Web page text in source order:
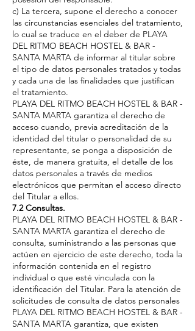
c) La tercera, supone el derecho a conocer
las circunstancias esenciales del tratamiento,
lo cual se traduce en el deber de PLAYA
DEL RITMO BEACH HOSTEL & BAR -
SANTA MARTA de informar al titular sobre
el tipo de datos personales tratados y todas
y cada una de las finalidades que justifican
el tratamiento.
PLAYA DEL RITMO BEACH HOSTEL & BAR -
SANTA MARTA garantiza el derecho de
acceso cuando, previa acreditación de la
identidad del titular o personalidad de su
representante, se ponga a disposición de
éste, de manera gratuita, el detalle de los
datos personales a través de medios
electrónicos que permitan el acceso directo
del Titular a ellos.
7.2 Consultas.
PLAYA DEL RITMO BEACH HOSTEL & BAR -
SANTA MARTA garantiza el derecho de
consulta, suministrando a las personas que
actúen en ejercicio de este derecho, toda la
información contenida en el registro
individual o que esté vinculada con la
identificación del Titular. Para la atención de
solicitudes de consulta de datos personales
PLAYA DEL RITMO BEACH HOSTEL & BAR -
SANTA MARTA garantiza, que existen